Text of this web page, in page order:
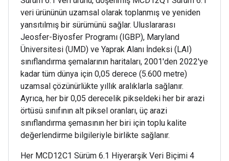
veri ürününün uzamsal olarak toplanmış ve yeniden
yansıtılmış bir sürümünü sağlar. Uluslararası
Jeosfer-Biyosfer Programı (IGBP), Maryland
Üniversitesi (UMD) ve Yaprak Alanı İndeksi (LAI)
sınıflandırma şemalarının haritaları, 2001'den 2022'ye
kadar tüm dünya için 0,05 derece (5.600 metre)
uzamsal çözünürlükte yıllık aralıklarla sağlanır.
Ayrıca, her bir 0,05 derecelik pikseldeki her bir arazi
örtüsü sınıfının alt piksel oranları, üç arazi
sınıflandırma şemasının her biri için toplu kalite
değerlendirme bilgileriyle birlikte sağlanır.
Her MCD12C1 Sürüm 6.1 Hiyerarşik Veri Biçimi 4